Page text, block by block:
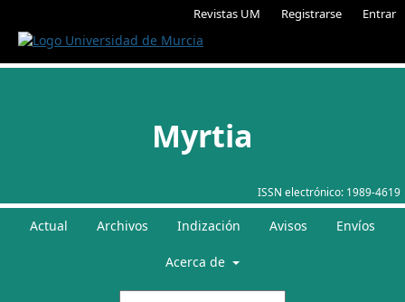
Revistas UM Registrarse Entrar
ISSN electrónico: 1989-4619
Myrtia
Actual Archivos Indización Avisos Envíos
Acerca de